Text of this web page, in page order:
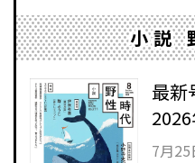
小説
最新
7月